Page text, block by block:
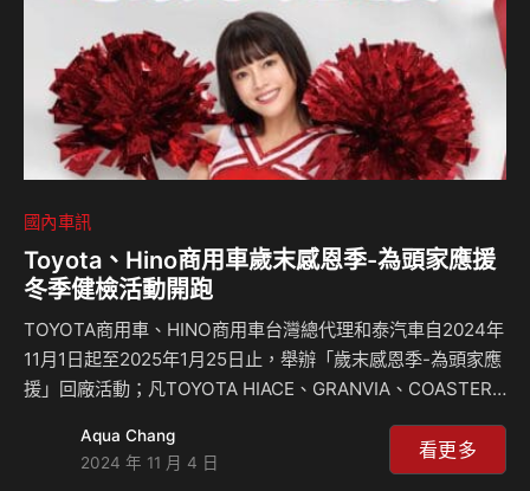
國內車訊
Toyota、Hino商用車歲末感恩季-為頭家應援
冬季健檢活動開跑
TOYOTA商用車、HINO商用車台灣總代理和泰汽車自2024年
11月1日起至2025年1月25日止，舉辦「歲末感恩季-為頭家應
援」回廠活動；凡TOYOTA HIACE、GRANVIA、COASTER
屬優惠。 為了全面提升車輛安全照護，活動期間回廠不僅能
享受30項免費安全檢查，還可以選用升級版定期保養套餐；
Aqua Chang
2024 年 11 月 4 日
看更多